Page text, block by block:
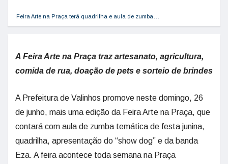
Feira Arte na Praça terá quadrilha e aula de zumba…
A Feira Arte na Praça traz artesanato, agricultura,
comida de rua, doação de pets e sorteio de brindes
A Prefeitura de Valinhos promove neste domingo, 26
de junho, mais uma edição da Feira Arte na Praça, que
contará com aula de zumba temática de festa junina,
quadrilha, apresentação do “show dog” e da banda
Eza. A feira acontece toda semana na Praça